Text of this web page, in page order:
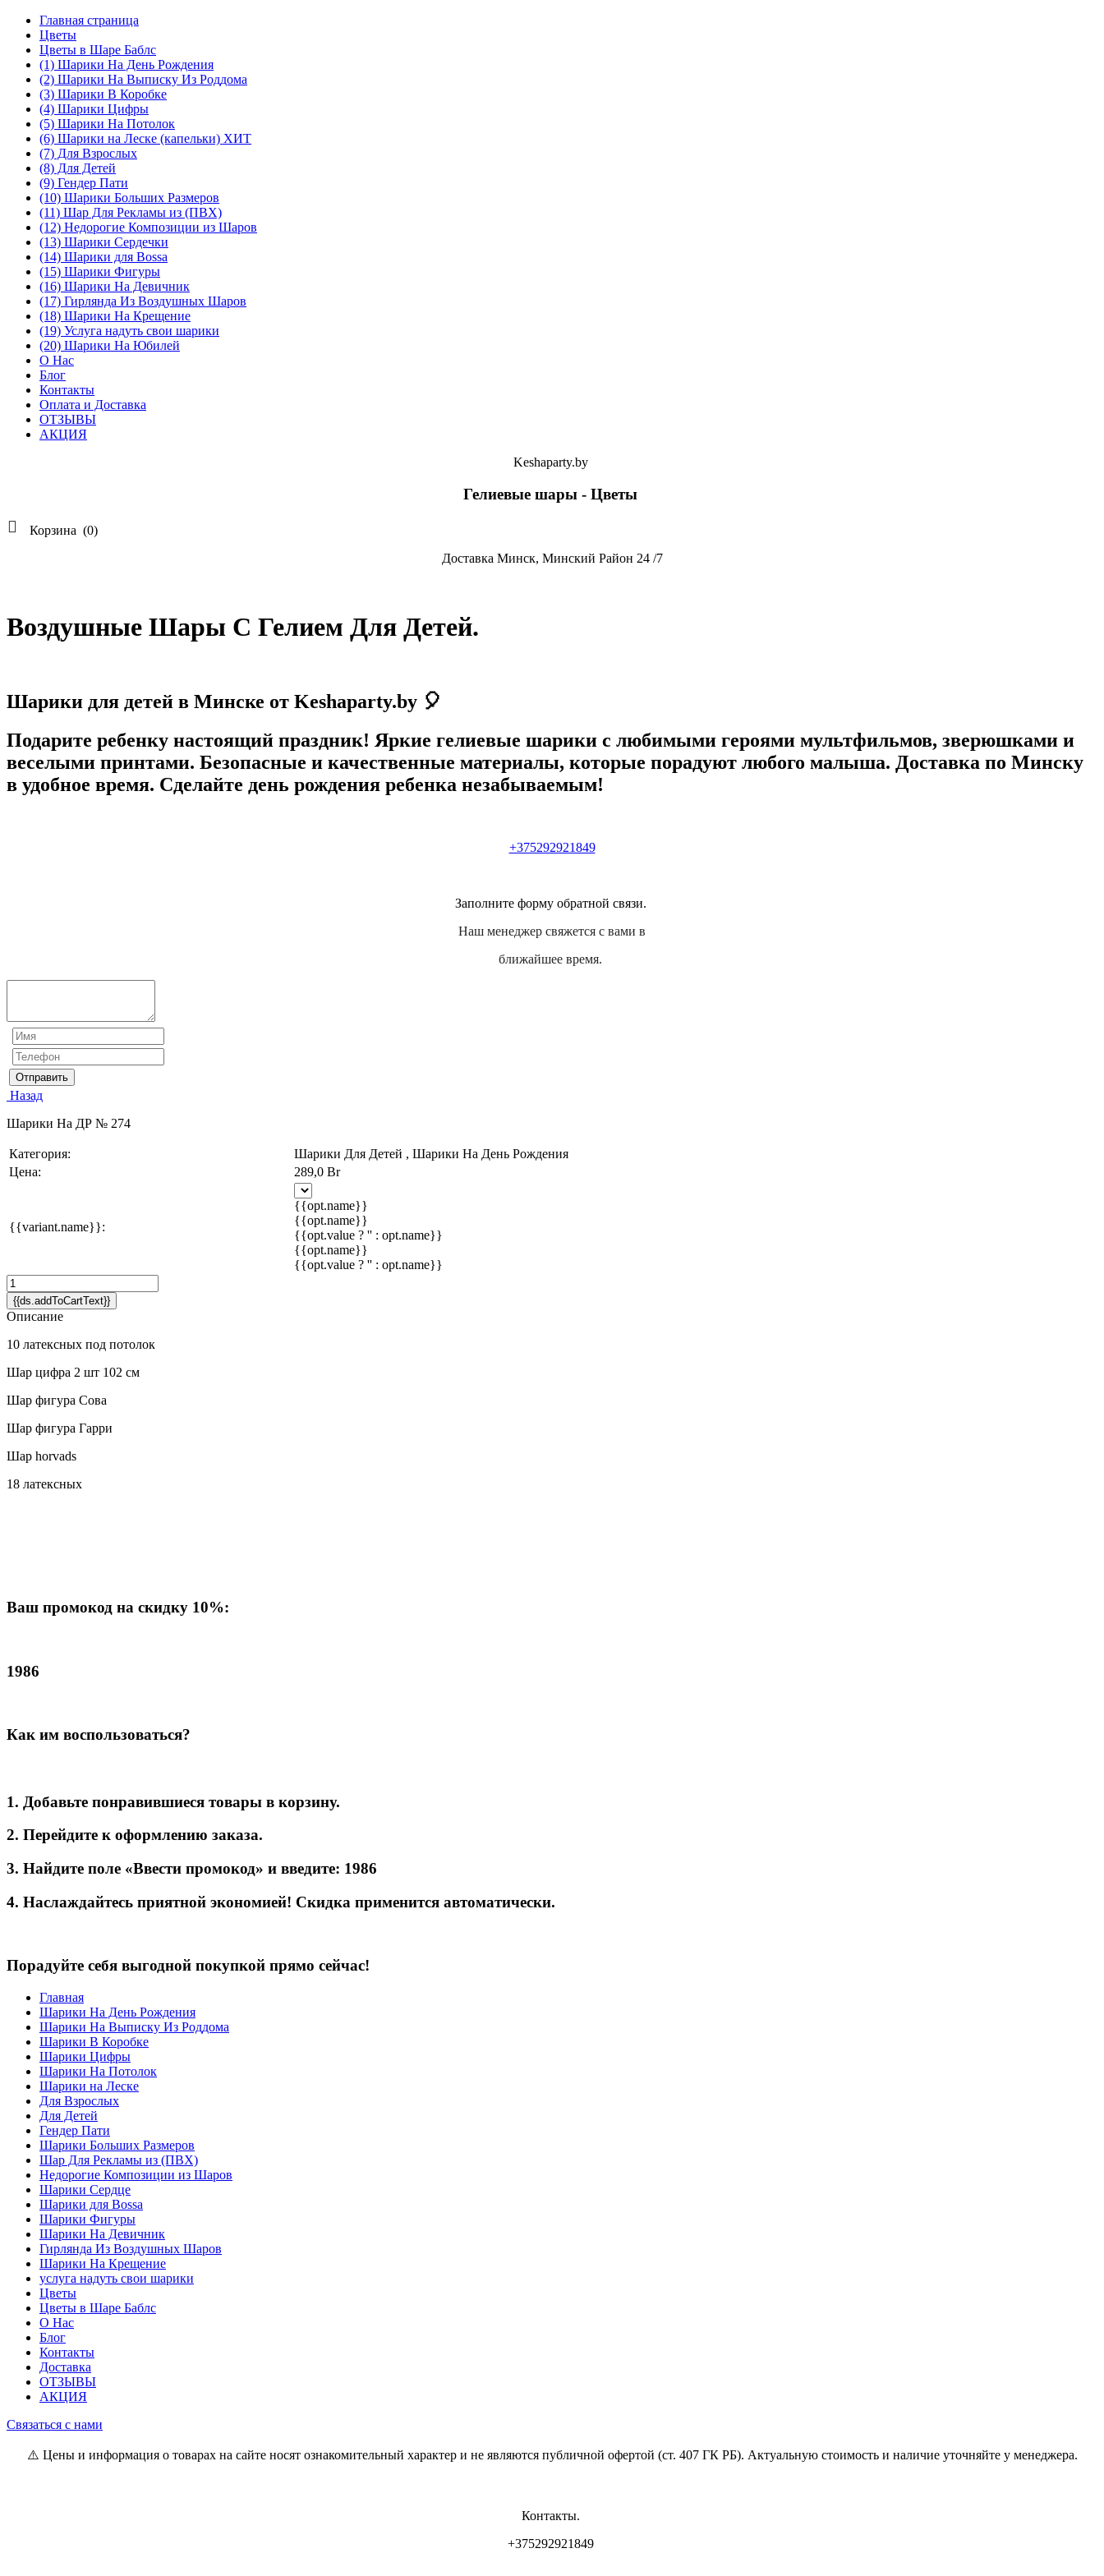
Главная страница
Цветы
Цветы в Шаре Баблс
(1) Шарики На День Рождения
(2) Шарики На Выписку Из Роддома
(3) Шарики В Коробке
(4) Шарики Цифры
(5) Шарики На Потолок
(6) Шарики на Леске (капельки) ХИТ
(7) Для Взрослых
(8) Для Детей
(9) Гендер Пати
(10) Шарики Больших Размеров
(11) Шар Для Рекламы из (ПВХ)
(12) Недорогие Композиции из Шаров
(13) Шарики Сердечки
(14) Шарики для Воssa
(15) Шарики Фигуры
(16) Шарики На Девичник
(17) Гирлянда Из Воздушных Шаров
(18) Шарики На Крещение
(19) Услуга надуть свои шарики
(20) Шарики На Юбилей
О Нас
Блог
Контакты
Оплата и Доставка
ОТЗЫВЫ
АКЦИЯ
Keshaparty.by
Гелиевые шары - Цветы
 Корзина (0)
Доставка Минск, Минский Район 24 /7
Воздушные Шары С Гелием Для Детей.
Шарики для детей в Минске от Keshaparty.by 🎈
Подарите ребенку настоящий праздник! Яркие гелиевые шарики с любимыми героями мультфильмов, зверюшками и
веселыми принтами. Безопасные и качественные материалы, которые порадуют любого малыша. Доставка по Минску
в удобное время. Сделайте день рождения ребенка незабываемым!
+375292921849
Заполните форму обратной связи.
Наш менеджер свяжется с вами в
ближайшее время.
Отправить
Назад
Шарики На ДР № 274
Категория:
Шарики Для Детей , Шарики На День Рождения
Цена:
289,0 Br
{{variant.name}}:
{{opt.name}}
{{opt.name}}
{{opt.value ? '' : opt.name}}
{{opt.name}}
{{opt.value ? '' : opt.name}}
{{ds.addToCartText}}
Описание
10 латексных под потолок
Шар цифра 2 шт 102 см
Шар фигура Сова
Шар фигура Гарри
Шар horvads
18 латексных
Ваш промокод на скидку 10%:
1986
Как им воспользоваться?
1. Добавьте понравившиеся товары в корзину.
2. Перейдите к оформлению заказа.
3. Найдите поле «Ввести промокод» и введите: 1986
4. Наслаждайтесь приятной экономией! Скидка применится автоматически.
Порадуйте себя выгодной покупкой прямо сейчас!
Главная
Шарики На День Рождения
Шарики На Выписку Из Роддома
Шарики В Коробке
Шарики Цифры
Шарики На Потолок
Шарики на Леске
Для Взрослых
Для Детей
Гендер Пати
Шарики Больших Размеров
Шар Для Рекламы из (ПВХ)
Недорогие Композиции из Шаров
Шарики Сердце
Шарики для Воssa
Шарики Фигуры
Шарики На Девичник
Гирлянда Из Воздушных Шаров
Шарики На Крещение
услуга надуть свои шарики
Цветы
Цветы в Шаре Баблс
О Нас
Блог
Контакты
Доставка
ОТЗЫВЫ
АКЦИЯ
Связаться с нами
⚠️ Цены и информация о товарах на сайте носят ознакомительный характер и не являются публичной офертой (ст. 407 ГК РБ). Актуальную стоимость и наличие уточняйте у менеджера.
Контакты.
+375292921849